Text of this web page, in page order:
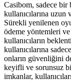
Casibom, sadece bir
kullanıcılarına
Sürekli yenilenen
ödeme yöntemleri
kullanıcıların
kullanıcılarına
onların güvenliğini
keyifli ve sorunsuz
imkanlar,